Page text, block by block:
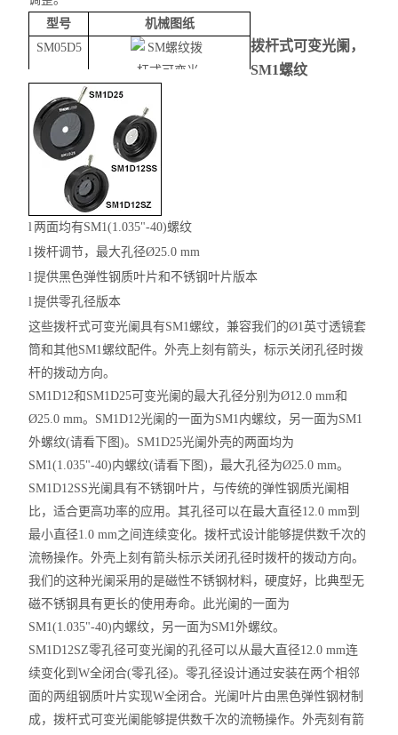
型号
机械图纸
SM05D5
拨杆式可变光阑，
SM1螺纹
l 两面均有SM1(1.035"-40)螺纹
l拨杆调节，最大孔径Ø25.0 mm
l提供黑色弹性钢质叶片和不锈钢叶片版本
l提供零孔径版本
这些拨杆式可变光阑具有SM1螺纹，兼容我们的Ø1英寸透镜套
筒和其他SM1螺纹配件。外壳上刻有箭头，标示关闭孔径时拨
杆的拨动方向。
SM1D12和SM1D25可变光阑的最大孔径分别为Ø12.0 mm和
Ø25.0 mm。SM1D12光阑的一面为SM1内螺纹，另一面为SM1
外螺纹(请看下图)。SM1D25光阑外壳的两面均为
SM1(1.035"-40)内螺纹(请看下图)，最大孔径为Ø25.0 mm。
SM1D12SS光阑具有不锈钢叶片，与传统的弹性钢质光阑相
比，适合更高功率的应用。其孔径可以在最大直径12.0 mm到
最小直径1.0 mm之间连续变化。拨杆式设计能够提供数千次的
流畅操作。外壳上刻有箭头标示关闭孔径时拨杆的拨动方向。
我们的这种光阑采用的是磁性不锈钢材料，硬度好，比典型无
磁不锈钢具有更长的使用寿命。此光阑的一面为
SM1(1.035"-40)内螺纹，另一面为SM1外螺纹。
SM1D12SZ零孔径可变光阑的孔径可以从最大直径12.0 mm连
续变化到W全闭合(零孔径)。零孔径设计通过安装在两个相邻
面的两组钢质叶片实现W全闭合。光阑叶片由黑色弹性钢材制
成，拨杆式可变光阑能够提供数千次的流畅操作。外壳刻有箭